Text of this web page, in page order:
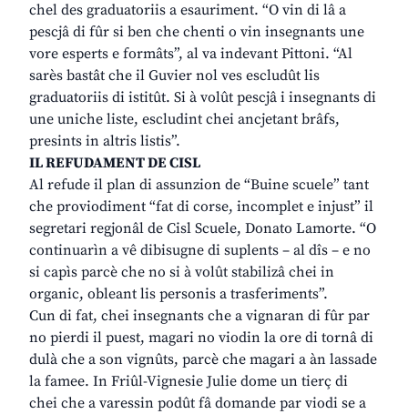
chel des graduatoriis a esauriment. “O vin di lâ a
pescjâ di fûr si ben che chenti o vin insegnants une
vore esperts e formâts”, al va indevant Pittoni. “Al
sarès bastât che il Guvier nol ves escludût lis
graduatoriis di istitût. Si à volût pescjâ i insegnants di
une uniche liste, escludint chei ancjetant brâfs,
presints in altris listis”.
IL REFUDAMENT DE CISL
Al refude il plan di assunzion de “Buine scuele” tant
che proviodiment “fat di corse, incomplet e injust” il
segretari regjonâl de Cisl Scuele, Donato Lamorte. “O
continuarìn a vê dibisugne di suplents – al dîs – e no
si capìs parcè che no si à volût stabilizâ chei in
organic, obleant lis personis a trasferiments”.
Cun di fat, chei insegnants che a vignaran di fûr par
no pierdi il puest, magari no viodin la ore di tornâ di
dulà che a son vignûts, parcè che magari a àn lassade
la famee. In Friûl-Vignesie Julie dome un tierç di
chei che a varessin podût fâ domande par viodi se a